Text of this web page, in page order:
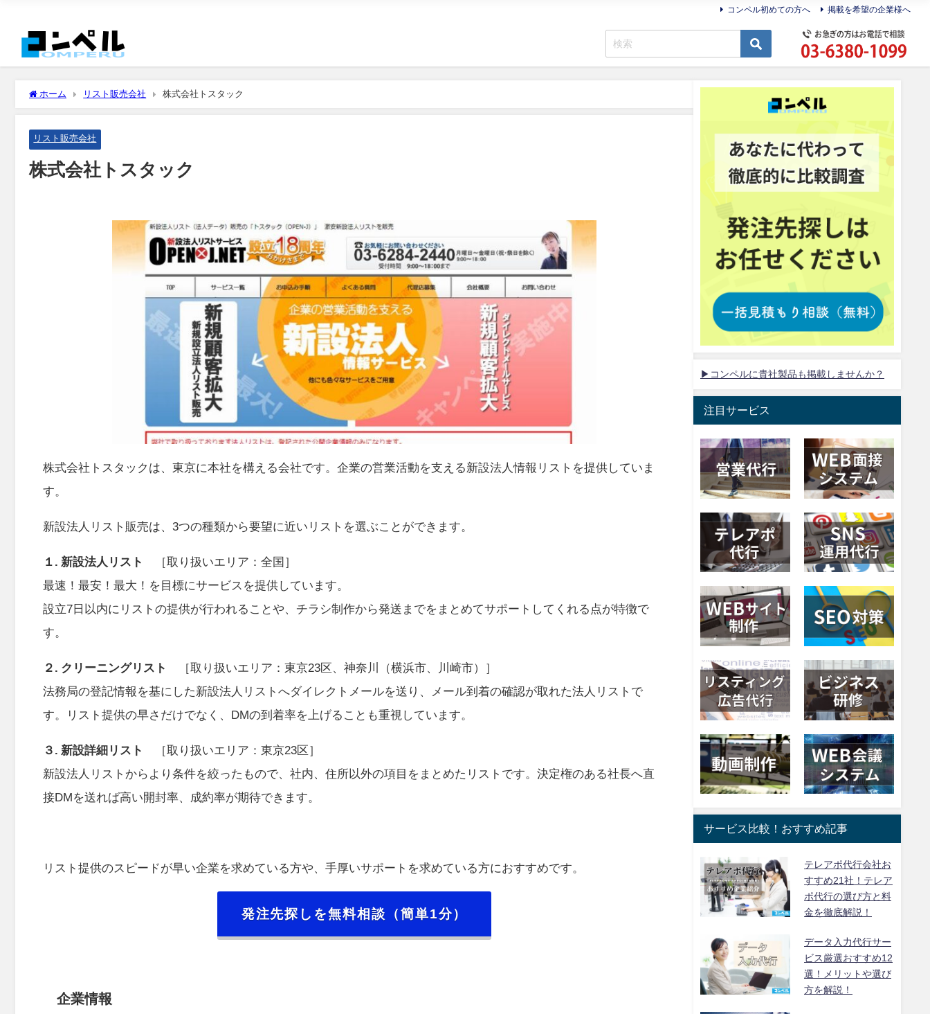
コンペル初めての方へ 掲載を希望の企業様へ
ホーム リスト販売会社 株式会社トスタック
リスト販売会社
株式会社トスタック
株式会社トスタックは、東京に本社を構える会社です。企業の営業活動を支える新設法人情報リストを提供していま
す。
新設法人リスト販売は、3つの種類から要望に近いリストを選ぶことができます。
１. 新設法人リスト
［取り扱いエリア：全国］
最速！最安！最大！を目標にサービスを提供しています。
設立7日以内にリストの提供が行われることや、チラシ制作から発送までをまとめてサポートしてくれる点が特徴で
す。
２. クリーニングリスト
［取り扱いエリア：東京23区、神奈川（横浜市、川崎市）］
法務局の登記情報を基にした新設法人リストへダイレクトメールを送り、メール到着の確認が取れた法人リストで
す。リスト提供の早さだけでなく、DMの到着率を上げることも重視しています。
３. 新設詳細リスト
［取り扱いエリア：東京23区］
新設法人リストからより条件を絞ったもので、社内、住所以外の項目をまとめたリストです。決定権のある社長へ直
接DMを送れば高い開封率、成約率が期待できます。
リスト提供のスピードが早い企業を求めている方や、手厚いサポートを求めている方におすすめです。
発注先探しを無料相談（簡単1分）
企業情報
▶コンペルに貴社製品も掲載しませんか？
注目サービス
サービス比較！おすすめ記事
テレアポ代行会社お
すすめ21社！テレア
ポ代行の選び方と料
金を徹底解説！
データ入力代行サー
ビス厳選おすすめ12
選！メリットや選び
方を解説！